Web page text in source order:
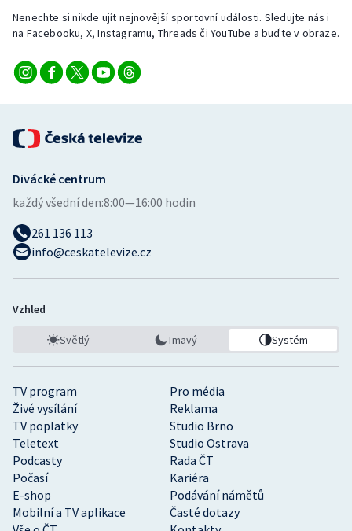
Nenechte si nikde ujít nejnovější sportovní události. Sledujte nás i
na Facebooku, X, Instagramu, Threads či YouTube a buďte v obraze.
TV program
Pro média
Živé vysílání
Reklama
TV poplatky
Studio Brno
Teletext
Studio Ostrava
Podcasty
Rada ČT
Počasí
Kariéra
E-shop
Podávání námětů
Mobilní a TV aplikace
Časté dotazy
Divácké centrum
každý všední den:8:00—16:00 hodin
261 136 113
info@ceskatelevize.cz
Vzhled
Světlý Tmavý Systém